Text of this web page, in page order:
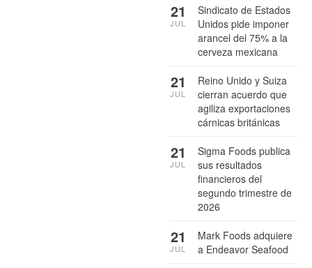
Sindicato de Estados
Unidos pide imponer
arancel del 75% a la
cerveza mexicana
21
JUL
Reino Unido y Suiza
cierran acuerdo que
agiliza exportaciones
cárnicas británicas
21
JUL
Sigma Foods publica
sus resultados
financieros del
segundo trimestre de
2026
21
JUL
Mark Foods adquiere
a Endeavor Seafood
21
JUL